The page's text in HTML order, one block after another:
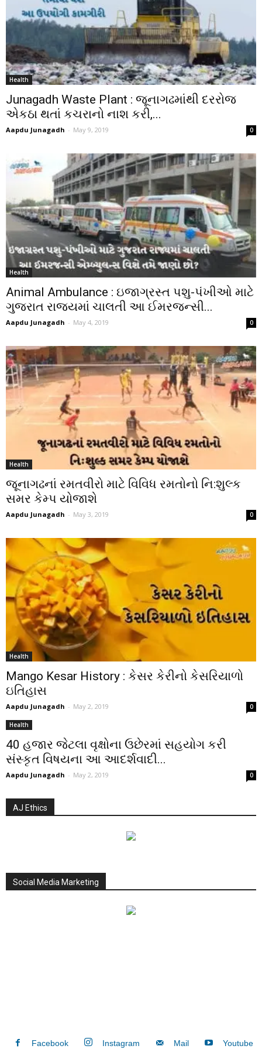
Health
Junagadh Waste Plant : જૂનાગઢમાંથી દરરોજ
એકઠા થતાં કચરાનો નાશ કરી,...
Aapdu Junagadh - May 9, 2019 0
Health
Animal Ambulance : ઇજાગ્રસ્ત પશુ-પંખીઓ માટે
ગુજરાત રાજ્યમાં ચાલતી આ ઈમરજન્સી...
Aapdu Junagadh - May 4, 2019 0
Health
જૂનાગઢનાં રમતવીરો માટે વિવિધ રમતોનો નિ:શુલ્ક
સમર કેમ્પ યોજાશે
Aapdu Junagadh - May 3, 2019 0
Health
Mango Kesar History : કેસર કેરીનો કેસરિયાળો
ઇતિહાસ
Aapdu Junagadh - May 2, 2019 0
Health
40 હજાર જેટલા વૃક્ષોના ઉછેરમાં સહયોગ કરી
સંસ્કૃત વિષયના આ આદર્શવાદી...
Aapdu Junagadh - May 2, 2019 0
AJ Ethics
Social Media Marketing
Facebook Instagram Mail Youtube